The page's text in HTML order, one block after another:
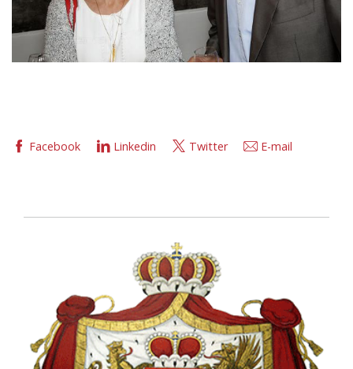
Facebook Linkedin Twitter E-mail